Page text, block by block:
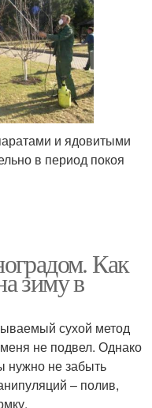
и ядовитыми
в период покоя
Как
зиму в
сухой метод
не подвел. Однако
нужно не забыть
– полив,